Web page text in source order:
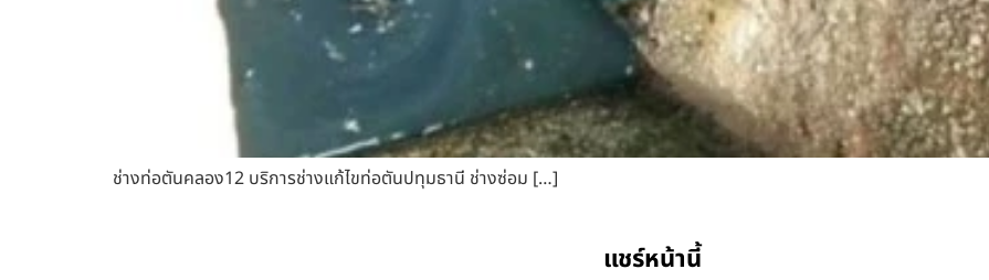
ช่างท่อตันคลอง12 บริการช่างแก้ไขท่อตันปทุมธานี ช่างซ่อม […]
แชร์หน้านี้